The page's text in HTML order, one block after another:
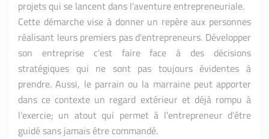
projets qui se lancent dans l'aventure entrepreneuriale.
Cette démarche vise à donner un repère aux personnes
réalisant leurs premiers pas d'entrepreneurs. Développer
son entreprise c'est faire face à des décisions
stratégiques qui ne sont pas toujours évidentes à
prendre. Aussi, le parrain ou la marraine peut apporter
dans ce contexte un regard extérieur et déjà rompu à
l'exercie; un atout qui permet à l'entrepreneur d'être
guidé sans jamais être commandé.